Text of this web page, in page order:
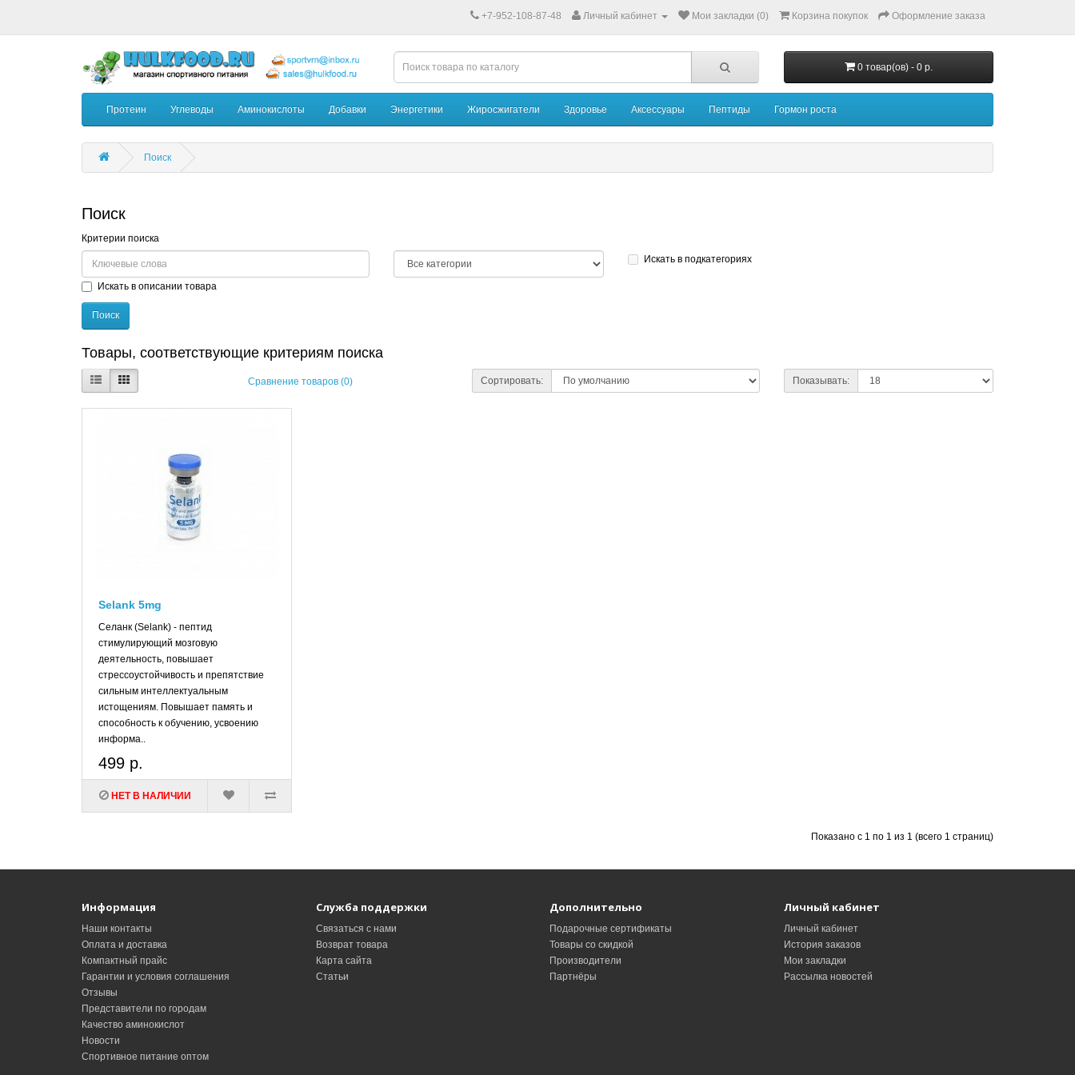
+7-952-108-87-48 Личный кабинет Мои закладки (0) Корзина покупок Оформление заказа
0 товар(ов) - 0 р.
Протеин Углеводы Аминокислоты Добавки Энергетики Жиросжигатели Здоровье Аксессуары Пептиды Гормон роста
Поиск
Поиск
Критерии поиска
Искать в подкатегориях
Искать в описании товара
Товары, соответствующие критериям поиска
Сравнение товаров (0) Сортировать: Показывать:
Selank 5mg
Селанк (Selank) - пептид
стимулирующий мозговую
деятельность, повышает
стрессоустойчивость и препятствие
сильным интеллектуальным
истощениям. Повышает память и
способность к обучению, усвоению
информа..
499 р.
НЕТ В НАЛИЧИИ
Показано с 1 по 1 из 1 (всего 1 страниц)
Информация
Наши контакты
Оплата и доставка
Компактный прайс
Гарантии и условия соглашения
Отзывы
Представители по городам
Качество аминокислот
Новости
Спортивное питание оптом
Служба поддержки
Связаться с нами
Возврат товара
Карта сайта
Статьи
Дополнительно
Подарочные сертификаты
Товары со скидкой
Производители
Партнёры
Личный кабинет
Личный кабинет
История заказов
Мои закладки
Рассылка новостей